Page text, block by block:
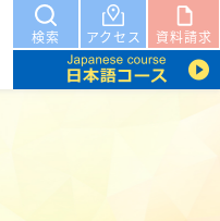
検索 アクセス 資料請求